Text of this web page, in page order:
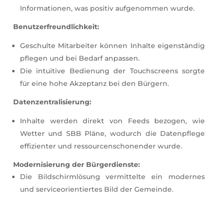
Informationen, was positiv aufgenommen wurde.
Benutzerfreundlichkeit:
Geschulte Mitarbeiter können Inhalte eigenständig
pflegen und bei Bedarf anpassen.
Die intuitive Bedienung der Touchscreens sorgte
für eine hohe Akzeptanz bei den Bürgern.
Datenzentralisierung:
Inhalte werden direkt von Feeds bezogen, wie
Wetter und SBB Pläne, wodurch die Datenpflege
effizienter und ressourcenschonender wurde.
Modernisierung der Bürgerdienste:
Die Bildschirmlösung vermittelte ein modernes
und serviceorientiertes Bild der Gemeinde.